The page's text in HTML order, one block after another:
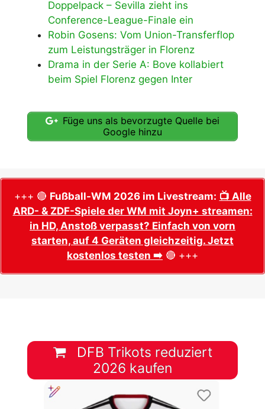
Doppelpack – Sevilla zieht ins
Conference-League-Finale ein
Robin Gosens: Vom Union-Transferflop
zum Leistungsträger in Florenz
Drama in der Serie A: Bove kollabiert
beim Spiel Florenz gegen Inter
Füge uns als bevorzugte Quelle bei
Google hinzu
+++ 🔴 Fußball-WM 2026 im Livestream: 📺 Alle
ARD- & ZDF-Spiele der WM mit Joyn+ streamen:
in HD, Anstoß verpasst? Einfach von vorn
starten, auf 4 Geräten gleichzeitig. Jetzt
kostenlos testen ➡️ 🔴 +++
DFB Trikots reduziert
2026 kaufen